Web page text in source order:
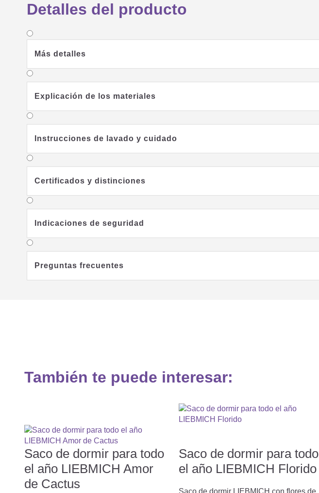
Detalles del producto
Más detalles
Explicación de los materiales
Instrucciones de lavado y cuidado
Certificados y distinciones
Indicaciones de seguridad
Preguntas frecuentes
También te puede interesar:
Saco de dormir para todo
el año LIEBMICH Amor
de Cactus
Saco de dormir para todo
el año LIEBMICH Florido
Saco de dormir LIEBMICH con flores de